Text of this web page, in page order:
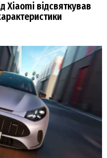
Xiaomi відсвяткував